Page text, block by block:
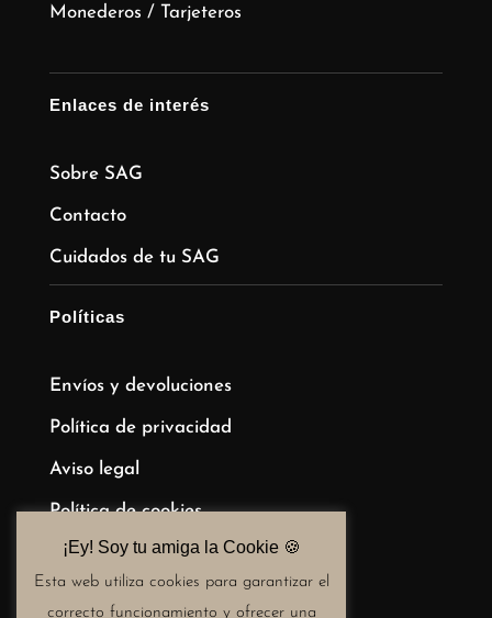
Monederos / Tarjeteros
Enlaces de interés
Sobre SAG
Contacto
Cuidados de tu SAG
Políticas
Envíos y devoluciones
Política de privacidad
Aviso legal
Política de cookies
Términos y condiciones de compra
¡Ey! Soy tu amiga la Cookie 🍪​
Esta web utiliza cookies para garantizar el
correcto funcionamiento y ofrecer una